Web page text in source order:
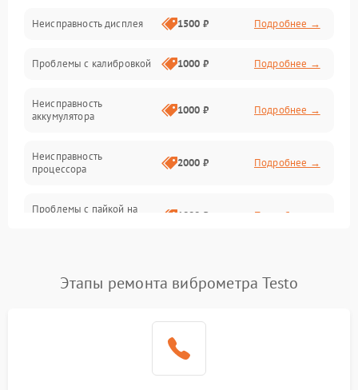
Электроника/Механические
Механические повреждения
Неисправность дисплея 1500 ₽ Подробнее →
Проблемы с калибровкой 1000 ₽ Подробнее →
Неисправность
аккумулятора
1000 ₽ Подробнее →
Неисправность
процессора
2000 ₽ Подробнее →
Проблемы с пайкой на
1000 ₽ Подробнее →
управления
500 ₽
1500 ₽
Этапы ремонта виброметра Testo